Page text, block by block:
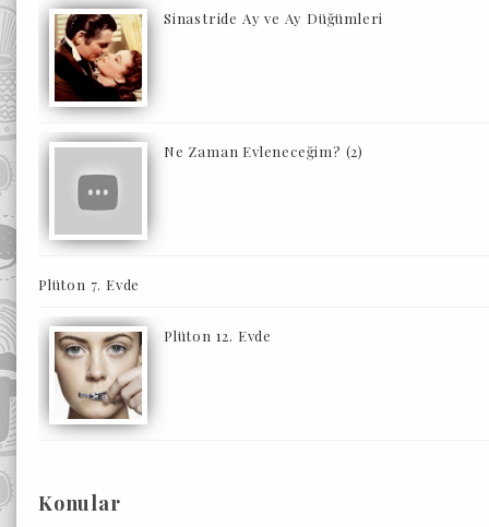
Sinastride Ay ve Ay Düğümleri
Ne Zaman Evleneceğim? (2)
Plüton 7. Evde
Plüton 12. Evde
Konular